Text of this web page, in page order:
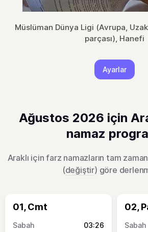
Müslüman Dünya Ligi (Avrupa,
parçası), Hanefi
Ayarlar
Ağustos 2026 için
namaz
Araklı için farz namazların tam
(değiştir) göre
01, Cmt
03:26
02,